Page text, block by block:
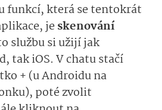
funkcí, která se tentokrát
jeskenování
službu si užijí jak
tak iOS. V chatu stačí
+ (u Androidu na
poté zvolit